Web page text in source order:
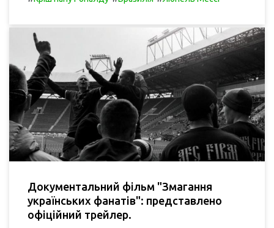
Документальний фільм "Змагання
українських фанатів": представлено
офіційний трейлер.